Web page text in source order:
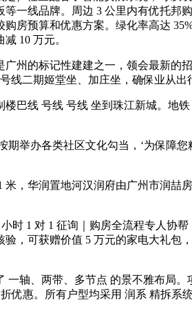
一线品牌。周边 3 公里内有优托邦
房预算和优惠方案。绿化率高达
10 万元。
州的标记性建建之一，领会最新的
线二期姬堂坐、加庄坐，确保业从出
线 号线 号线 坐到珠江新城。地铁
举办各类社区文化勾当，‘为保障您
，华润置地河汉润府由广州市润喆
1 对 1 征询｜购房全流程专人协帮
，可获赠价值 5 万元的家电大礼包
轴、两带、多节点 的景不雅布局。
优惠。所有户型均采用 润系 精拆系统